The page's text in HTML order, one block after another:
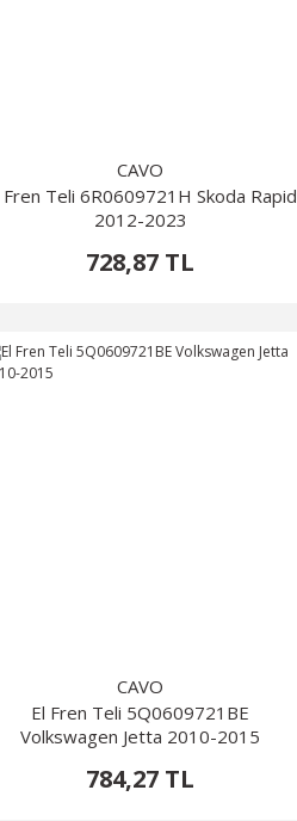
OEM Depo Kapak Açma ...
Fiyat :278,87 TL
CAVO
Fren Teli 6R0609721H Skoda Rapid
2012-2023
728,87 TL
CAVO
El Fren Teli 5Q0609721BE
Volkswagen Jetta 2010-2015
784,27 TL